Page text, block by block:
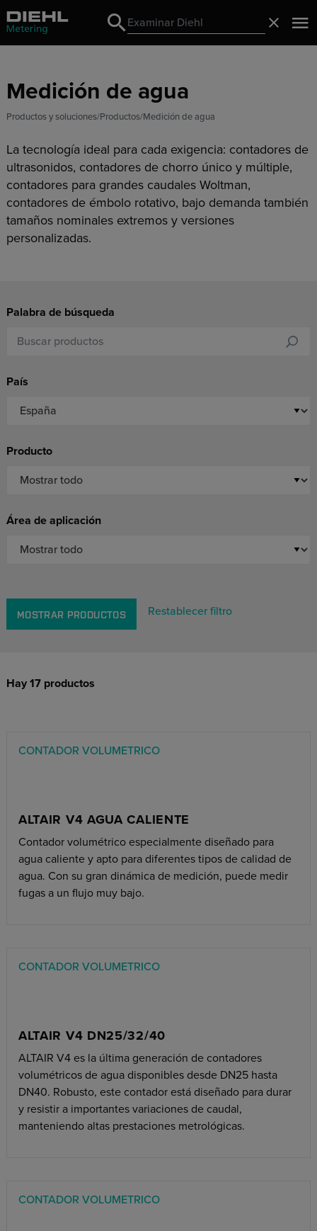
Search
Search
Medición de agua
Productos y soluciones Productos Medición de agua
La tecnología ideal para cada exigencia: contadores de
ultrasonidos, contadores de chorro único y múltiple,
contadores para grandes caudales Woltman,
contadores de émbolo rotativo, bajo demanda también
tamaños nominales extremos y versiones
personalizadas.
Palabra de búsqueda
País
Producto
Área de aplicación
MOSTRAR PRODUCTOS Restablecer filtro
Hay 17 productos
CONTADOR VOLUMETRICO
ALTAIR V4 AGUA CALIENTE
Contador volumétrico especialmente diseñado para
agua caliente y apto para diferentes tipos de calidad de
agua. Con su gran dinámica de medición, puede medir
fugas a un flujo muy bajo.
CONTADOR VOLUMETRICO
ALTAIR V4 DN25/32/40
ALTAIR V4 es la última generación de contadores
volumétricos de agua disponibles desde DN25 hasta
DN40. Robusto, este contador está diseñado para durar
y resistir a importantes variaciones de caudal,
manteniendo altas prestaciones metrológicas.
CONTADOR VOLUMETRICO